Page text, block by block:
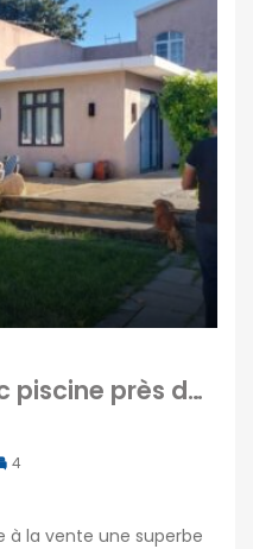
Villa spacieuse avec piscine près de la plage de Bain Bœuf
4
à la vente une superbe